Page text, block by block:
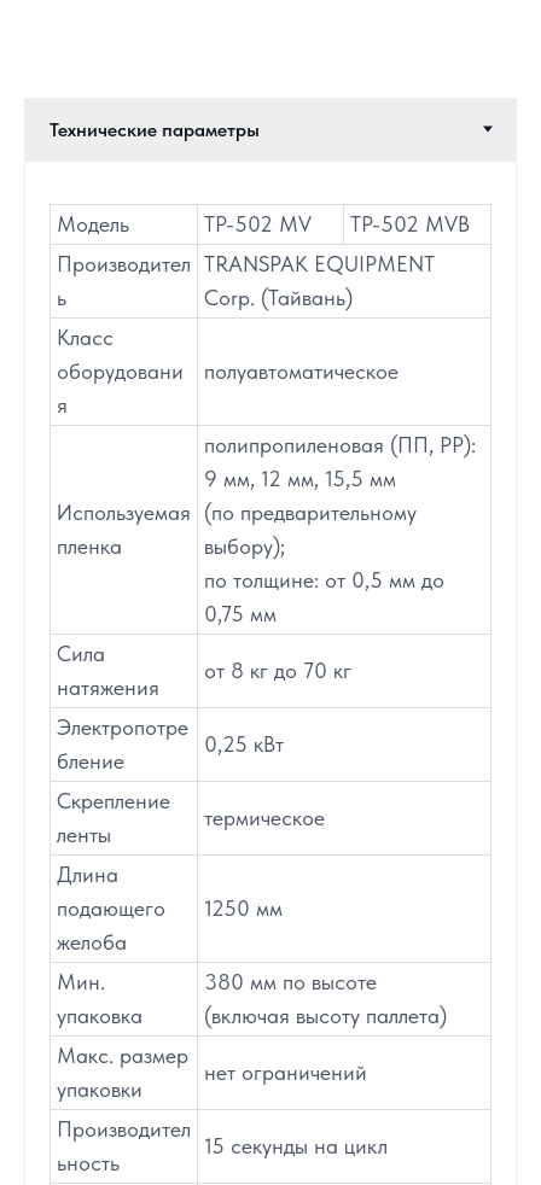
Модель TP-502 MV
TP-502 MVB
Производител
ь
TRANSPAK EQUIPMENT
Corp. (Тайвань)
Класс
оборудовани
я
полуавтоматическое
Используемая
пленка
полипропиленовая (ПП, РР):
9 мм, 12 мм, 15,5 мм
(по предварительному
выбору);
по толщине: от 0,5 мм до
0,75 мм
Сила
натяжения
от 8 кг до 70 кг
Электропотре
бление
0,25 кВт
Скрепление
ленты
термическое
Длина
подающего
желоба
1250 мм
Мин.
упаковка
380 мм по высоте
(включая высоту паллета)
Макс. размер
упаковки
нет ограничений
Производител
ьность
15 секунды на цикл